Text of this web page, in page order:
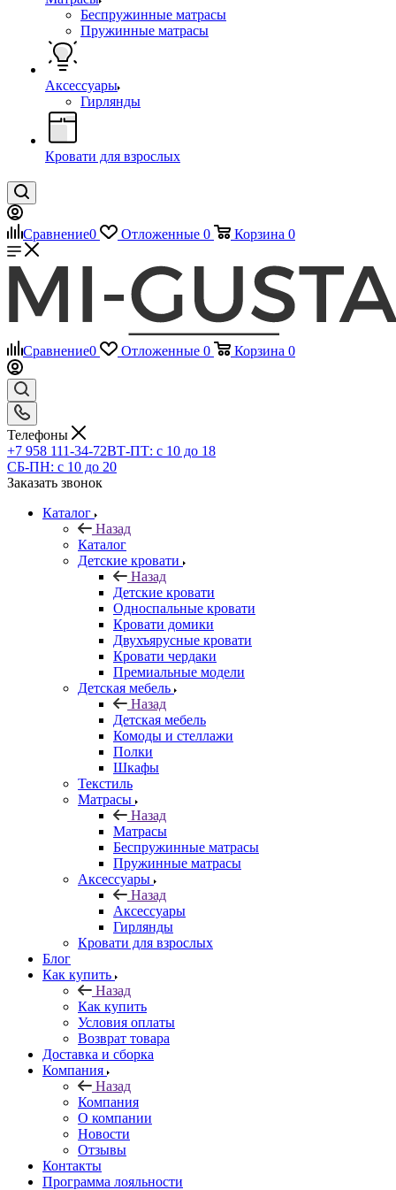
Беспружинные матрасы
Пружинные матрасы
Аксессуары
Гирлянды
Кровати для взрослых
Сравнение0 Отложенные 0 Корзина 0
Сравнение0 Отложенные 0 Корзина 0
Телефоны
+7 958 111-34-72ВТ-ПТ: с 10 до 18
СБ-ПН: с 10 до 20
Заказать звонок
Каталог
Назад
Каталог
Детские кровати
Назад
Детские кровати
Односпальные кровати
Кровати домики
Двухъярусные кровати
Кровати чердаки
Премиальные модели
Детская мебель
Назад
Детская мебель
Комоды и стеллажи
Полки
Шкафы
Текстиль
Матрасы
Назад
Матрасы
Беспружинные матрасы
Пружинные матрасы
Аксессуары
Назад
Аксессуары
Гирлянды
Кровати для взрослых
Блог
Как купить
Назад
Как купить
Условия оплаты
Возврат товара
Доставка и сборка
Компания
Назад
Компания
О компании
Новости
Отзывы
Контакты
Программа лояльности